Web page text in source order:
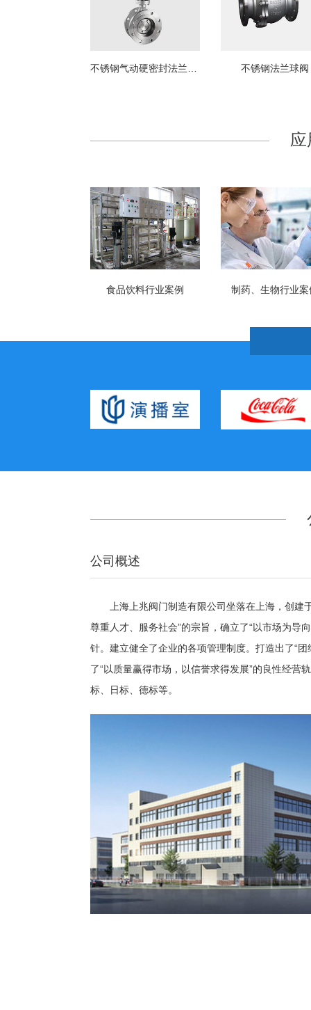
不锈钢法兰球阀
食品饮料行业案例 制药、生物行业案
公司概述
上海上兆阀门制造有限公司坐落在上海，创建
尊重人才、服务社会”的宗旨，确立了“以市场为导
针。建立健全了企业的各项管理制度。打造出了“
了“以质量赢得市场，以信誉求得发展”的良性经营
标、日标、德标等。